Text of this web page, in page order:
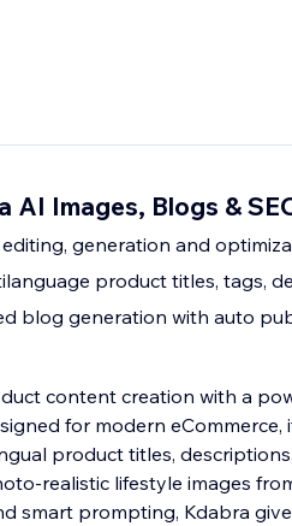
AI Images, Blogs &
generation and
product titles, tags,
blog generation with auto
content creation with a
for modern
product titles,
realistic lifestyle images
smart prompting, Kdabra